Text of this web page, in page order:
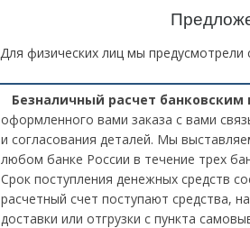
Для физических лиц мы
Безналичный расчет банковским
оформленного вами заказа с вами
и согласования деталей. Мы
любом банке России в течение трех
Срок поступления денежных средств
расчетный счет поступают средства,
доставки или отгрузки с пункта